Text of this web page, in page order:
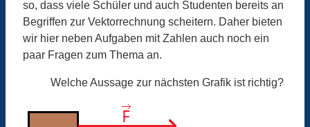
so, dass viele Schüler und auch Studenten bereits an
Begriffen zur Vektorrechnung scheitern. Daher bieten
wir hier neben Aufgaben mit Zahlen auch noch ein
paar Fragen zum Thema an.
Welche Aussage zur nächsten Grafik ist richtig?